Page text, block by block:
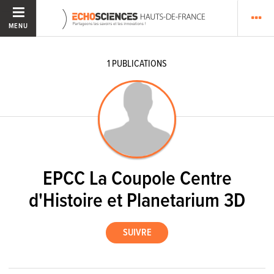
MENU
1 PUBLICATIONS
EPCC La Coupole Centre
d'Histoire et Planetarium 3D